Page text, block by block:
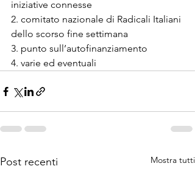
iniziative connesse
2. comitato nazionale di Radicali Italiani
dello scorso fine settimana
3. punto sull’autofinanziamento
4. varie ed eventuali
Post recenti Mostra tutti